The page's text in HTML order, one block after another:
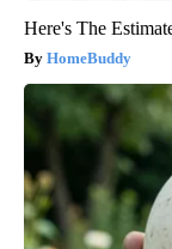
Here's The
HomeBuddy